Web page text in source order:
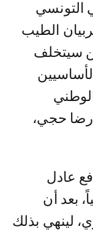
التونسي
الطيب
سيتخلف
رضا حجي،
عادل
بعد أن
لينهي بذلك